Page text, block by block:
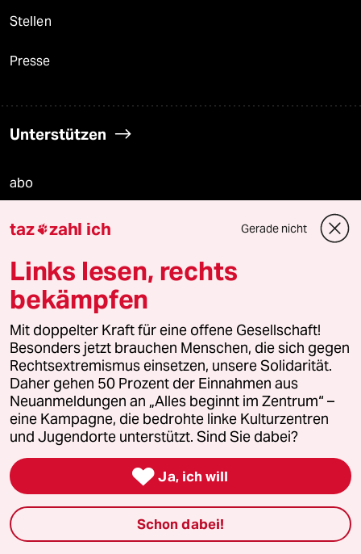
Stellen
Presse
Unterstützen
abo
genossenschaft
taz zahl ich
recherchefonds ausland
panterstiftung
panterpreis 2026
Podcast
bundestalk
fernverbindung
taz zahl ich Gerade nicht
Links lesen, rechts
bekämpfen
Mit doppelter Kraft für eine offene Gesellschaft!
Besonders jetzt brauchen Menschen, die sich gegen
Rechtsextremismus einsetzen, unsere Solidarität.
Daher gehen 50 Prozent der Einnahmen aus
Neuanmeldungen an „Alles beginnt im Zentrum“ –
eine Kampagne, die bedrohte linke Kulturzentren
und Jugendorte unterstützt. Sind Sie dabei?
 Ja, ich will
Schon dabei!